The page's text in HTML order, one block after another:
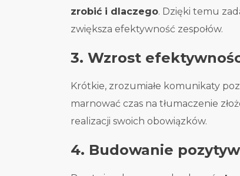
zrobić i dlaczego. Dzięki temu
zwiększa efektywność zespołów.
3. Wzrost
Krótkie, zrozumiałe komunikaty
marnować czas na tłumaczenie
realizacji swoich obowiązków.
4. Budowanie